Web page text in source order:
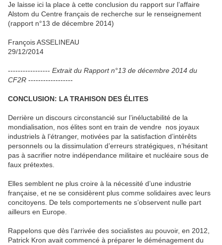
Je laisse ici la place à cette conclusion du rapport sur l’affaire
Alstom du Centre français de recherche sur le renseignement
(rapport n°13 de décembre 2014)
François ASSELINEAU
29/12/2014
----------------- Extrait du Rapport n°13 de décembre 2014 du
CF2R ------------------
CONCLUSION: LA TRAHISON DES ÉLITES
Derrière un discours circonstancié sur l’inéluctabilité de la
mondialisation, nos élites sont en train de vendre nos joyaux
industriels à l’étranger, motivées par la satisfaction d’intérêts
personnels ou la dissimulation d’erreurs stratégiques, n’hésitant
pas à sacrifier notre indépendance militaire et nucléaire sous de
faux prétextes.
Elles semblent ne plus croire à la nécessité d’une industrie
française, et ne se considèrent plus comme solidaires avec leurs
concitoyens. De tels comportements ne s’observent nulle part
ailleurs en Europe.
Rappelons que dès l’arrivée des socialistes au pouvoir, en 2012,
Patrick Kron avait commencé à préparer le déménagement du